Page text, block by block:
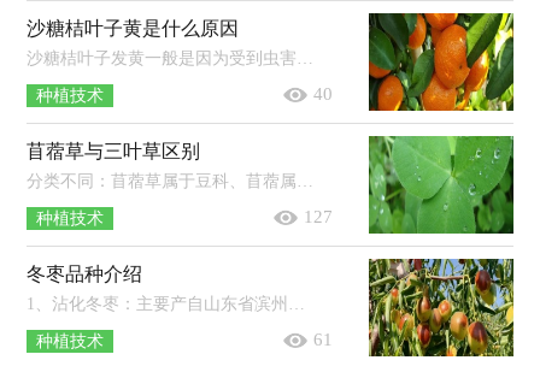
沙糖桔叶子黄是什么原因
沙糖桔叶子发黄一般是因为受到虫害（如红蜘蛛）、营养失衡（如缺氮、缺铁）等原因导致的。红蜘蛛主要为害柑橘叶片、枝梢和果实，严重时被害...
种植技术 40
苜蓿草与三叶草区别
分类不同：苜蓿草属于豆科、苜蓿属，三叶草属于豆科、车轴草属。品种不同：苜蓿草通常指苜蓿属植物，三叶草通常指具有三出指状复叶的草本...
种植技术 127
冬枣品种介绍
1、沾化冬枣：主要产自山东省滨州市沾化区，果实中等偏大，果皮薄而脆，果肉细嫩多汁。2、大荔冬枣：陕西省渭南市大荔县的特产，果个大，果皮薄...
种植技术 61